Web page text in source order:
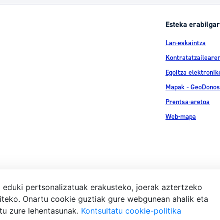
Iragarki ofizialen taula
Esteka
Lan-eskaintza
Egoitza
Mapak -
Prentsa-aretoa
Web-mapa
Lege-
pertsonalizatuak erakusteko, joerak aztertzeko
Onartu cookie guztiak gure webgunean ahalik eta
zure lehentasunak. Kontsultatu cookie-politika